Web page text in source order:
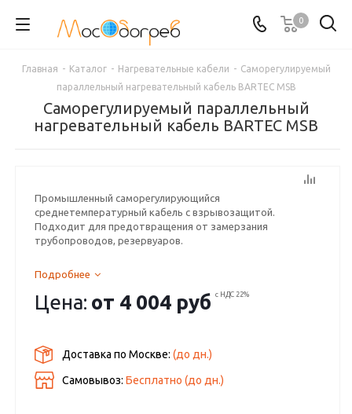
0
Главная - Каталог - Нагревательные кабели - Саморегулируемый
параллельный нагревательный кабель BARTEC MSB
Саморегулируемый параллельный
нагревательный кабель BARTEC MSB
Промышленный саморегулирующийся
среднетемпературный кабель с взрывозащитой.
Подходит для предотвращения от замерзания
трубопроводов, резервуаров.
Подробнее
Цена: от 4 004 руб с НДС 22%
Доставка по Москве:(до дн.)
Самовывоз:Бесплатно (до дн.)